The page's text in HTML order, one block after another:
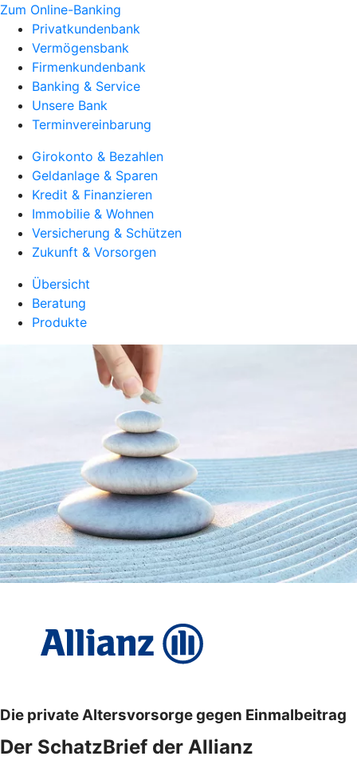
Zum Online-Banking
Privatkundenbank
Vermögensbank
Firmenkundenbank
Banking & Service
Unsere Bank
Terminvereinbarung
Girokonto & Bezahlen
Geldanlage & Sparen
Kredit & Finanzieren
Immobilie & Wohnen
Versicherung & Schützen
Zukunft & Vorsorgen
Übersicht
Beratung
Produkte
Die private Altersvorsorge gegen Einmalbeitrag
Der SchatzBrief der Allianz